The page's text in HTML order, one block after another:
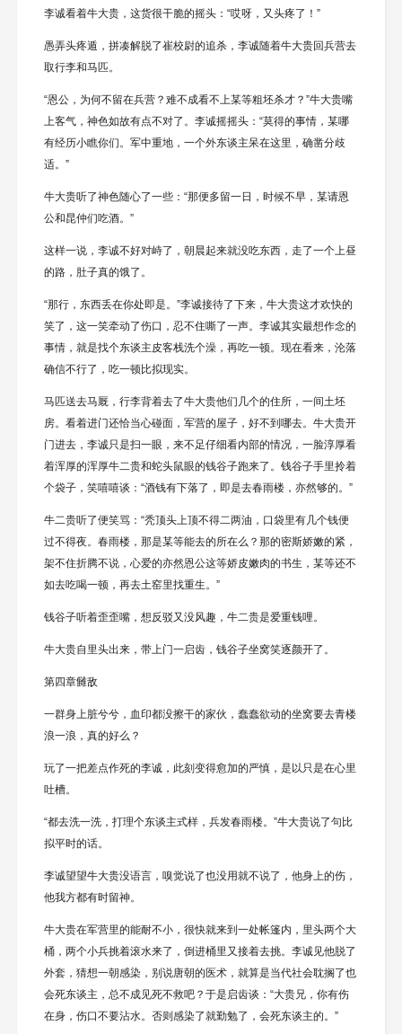
李诚看着牛大贵，这货很干脆的摇头：“哎呀，又头疼了！”
愚弄头疼遁，拼凑解脱了崔校尉的追杀，李诚随着牛大贵回兵营去
取行李和马匹。
“恩公，为何不留在兵营？难不成看不上某等粗坯杀才？”牛大贵嘴
上客气，神色如故有点不对了。李诚摇摇头：“莫得的事情，某哪
有经历小瞧你们。军中重地，一个外东谈主呆在这里，确凿分歧
适。”
牛大贵听了神色随心了一些：“那便多留一日，时候不早，某请恩
公和昆仲们吃酒。”
这样一说，李诚不好对峙了，朝晨起来就没吃东西，走了一个上昼
的路，肚子真的饿了。
“那行，东西丢在你处即是。”李诚接待了下来，牛大贵这才欢快的
笑了，这一笑牵动了伤口，忍不住嘶了一声。李诚其实最想作念的
事情，就是找个东谈主皮客栈洗个澡，再吃一顿。现在看来，沦落
确信不行了，吃一顿比拟现实。
马匹送去马厩，行李背着去了牛大贵他们几个的住所，一间土坯
房。看着进门还恰当心碰面，军营的屋子，好不到哪去。牛大贵开
门进去，李诚只是扫一眼，来不足仔细看内部的情况，一脸淳厚看
着浑厚的浑厚牛二贵和蛇头鼠眼的钱谷子跑来了。钱谷子手里拎着
个袋子，笑嘻嘻谈：“酒钱有下落了，即是去春雨楼，亦然够的。”
牛二贵听了便笑骂：“秃顶头上顶不得二两油，口袋里有几个钱便
过不得夜。春雨楼，那是某等能去的所在么？那的密斯娇嫩的紧，
架不住折腾不说，心爱的亦然恩公这等娇皮嫩肉的书生，某等还不
如去吃喝一顿，再去土窑里找重生。”
钱谷子听着歪歪嘴，想反驳又没风趣，牛二贵是爱重钱哩。
牛大贵自里头出来，带上门一启齿，钱谷子坐窝笑逐颜开了。
第四章雠敌
一群身上脏兮兮，血印都没擦干的家伙，蠢蠢欲动的坐窝要去青楼
浪一浪，真的好么？
玩了一把差点作死的李诚，此刻变得愈加的严慎，是以只是在心里
吐槽。
“都去洗一洗，打理个东谈主式样，兵发春雨楼。”牛大贵说了句比
拟平时的话。
李诚望望牛大贵没语言，嗅觉说了也没用就不说了，他身上的伤，
他我方都有时留神。
牛大贵在军营里的能耐不小，很快就来到一处帐篷内，里头两个大
桶，两个小兵挑着滚水来了，倒进桶里又接着去挑。李诚见他脱了
外套，猜想一朝感染，别说唐朝的医术，就算是当代社会耽搁了也
会死东谈主，总不成见死不救吧？于是启齿谈：“大贵兄，你有伤
在身，伤口不要沾水。否则感染了就勤勉了，会死东谈主的。”